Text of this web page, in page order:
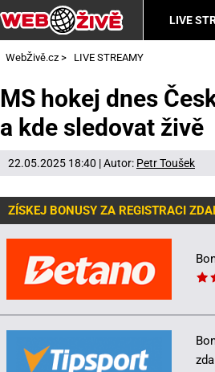
LIVE
WebŽivě.cz > LIVE STREAMY
MS hokej dnes
a kde sledovat živě
22.05.2025 18:40 | Autor: Petr Toušek
ZÍSKEJ BONUSY ZA REGISTRACI